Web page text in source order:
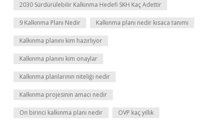
2030 Sürdürülebilir Kalkınma Hedefi SKH Kaç Adettir
9 Kalkınma Planı Nedir Kalkınma planı nedir kısaca tanımı
Kalkınma planını kim hazırlıyor
Kalkınma planını kim onaylar
Kalkınma planlarının niteliği nedir
Kalkınma projesinin amacı nedir
On birinci kalkınma planı nedir OVP kaç yıllık